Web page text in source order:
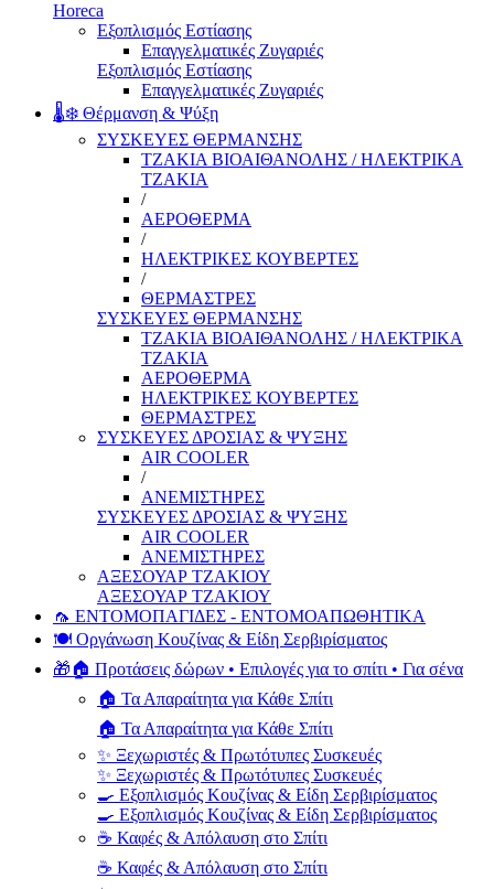
Horeca
Εξοπλισμός Εστίασης
Επαγγελματικές Ζυγαριές
Εξοπλισμός Εστίασης
Επαγγελματικές Ζυγαριές
🌡️❄️ Θέρμανση & Ψύξη
ΣΥΣΚΕΥΕΣ ΘΕΡΜΑΝΣΗΣ
ΤΖΑΚΙΑ ΒΙΟΑΙΘΑΝΟΛΗΣ / ΗΛΕΚΤΡΙΚΑ
ΤΖΑΚΙΑ
/
ΑΕΡΟΘΕΡΜΑ
/
ΗΛΕΚΤΡΙΚΕΣ ΚΟΥΒΕΡΤΕΣ
/
ΘΕΡΜΑΣΤΡΕΣ
ΣΥΣΚΕΥΕΣ ΘΕΡΜΑΝΣΗΣ
ΤΖΑΚΙΑ ΒΙΟΑΙΘΑΝΟΛΗΣ / ΗΛΕΚΤΡΙΚΑ
ΤΖΑΚΙΑ
ΑΕΡΟΘΕΡΜΑ
ΗΛΕΚΤΡΙΚΕΣ ΚΟΥΒΕΡΤΕΣ
ΘΕΡΜΑΣΤΡΕΣ
ΣΥΣΚΕΥΕΣ ΔΡΟΣΙΑΣ & ΨΥΞΗΣ
AIR COOLER
/
ΑΝΕΜΙΣΤΗΡΕΣ
ΣΥΣΚΕΥΕΣ ΔΡΟΣΙΑΣ & ΨΥΞΗΣ
AIR COOLER
ΑΝΕΜΙΣΤΗΡΕΣ
ΑΞΕΣΟΥΑΡ ΤΖΑΚΙΟΥ
ΑΞΕΣΟΥΑΡ ΤΖΑΚΙΟΥ
🦟 ΕΝΤΟΜΟΠΑΓΙΔΕΣ - ΕΝΤΟΜΟΑΠΩΘΗΤΙΚΑ
🍽️ Οργάνωση Κουζίνας & Είδη Σερβιρίσματος
🎁🏠 Προτάσεις δώρων • Επιλογές για το σπίτι • Για σένα
🏠 Τα Απαραίτητα για Κάθε Σπίτι
🏠 Τα Απαραίτητα για Κάθε Σπίτι
✨ Ξεχωριστές & Πρωτότυπες Συσκευές
✨ Ξεχωριστές & Πρωτότυπες Συσκευές
🍳 Εξοπλισμός Κουζίνας & Είδη Σερβιρίσματος
🍳 Εξοπλισμός Κουζίνας & Είδη Σερβιρίσματος
☕ Καφές & Απόλαυση στο Σπίτι
☕ Καφές & Απόλαυση στο Σπίτι